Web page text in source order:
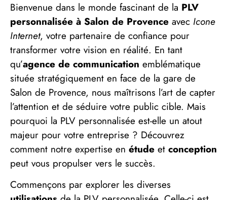
Bienvenue dans le monde fascinant de la PLV
personnalisée à Salon de Provence avec Icone
Internet, votre partenaire de confiance pour
transformer votre vision en réalité. En tant
qu’agence de communication emblématique
située stratégiquement en face de la gare de
Salon de Provence, nous maîtrisons l’art de capter
l’attention et de séduire votre public cible. Mais
pourquoi la PLV personnalisée est-elle un atout
majeur pour votre entreprise ? Découvrez
comment notre expertise en étude et conception
peut vous propulser vers le succès.
Commençons par explorer les diverses